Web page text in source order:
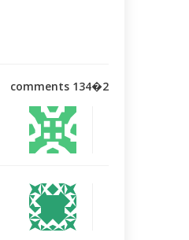
2�134 comments